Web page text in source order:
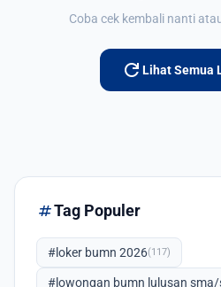
Coba cek kembali nanti
refresh Lihat Semua
tagTag Populer
#loker bumn 2026(117)
#lowongan bumn lulusan